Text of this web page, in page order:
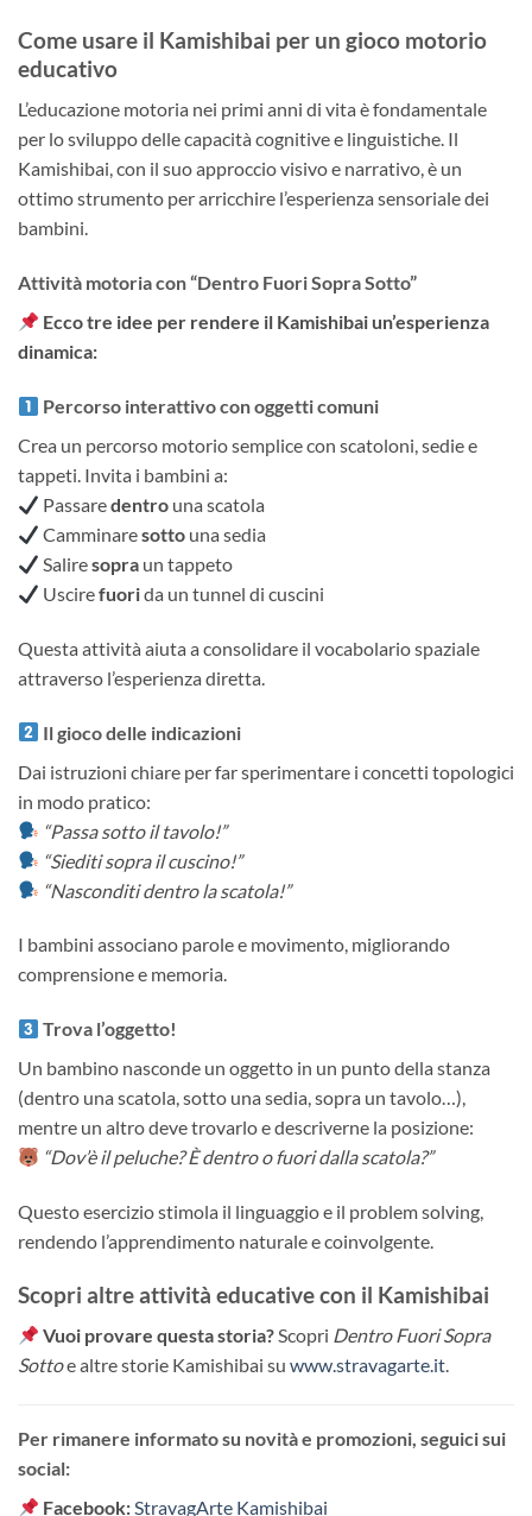
Come usare il Kamishibai per un gioco motorio
educativo
L’educazione motoria nei primi anni di vita è fondamentale
per lo sviluppo delle capacità cognitive e linguistiche. Il
Kamishibai, con il suo approccio visivo e narrativo, è un
ottimo strumento per arricchire l’esperienza sensoriale dei
bambini.
Attività motoria con “Dentro Fuori Sopra Sotto”
Ecco tre idee per rendere il Kamishibai un’esperienza
dinamica:
Percorso interattivo con oggetti comuni
Crea un percorso motorio semplice con scatoloni, sedie e
tappeti. Invita i bambini a:
Passaredentro una scatola
Camminaresotto una sedia
Saliresopra un tappeto
Uscirefuorida un tunnel di cuscini
Questa attività aiuta a consolidare il vocabolario spaziale
attraverso l’esperienza diretta.
Il gioco delle indicazioni
Dai istruzioni chiare per far sperimentare i concetti topologici
in modo pratico:
“Passa sotto il tavolo!”
“Siediti sopra il cuscino!”
“Nasconditi dentro la scatola!”
I bambini associano parole e movimento, migliorando
comprensione e memoria.
Trova l’oggetto!
Un bambino nasconde un oggetto in un punto della stanza
(dentro una scatola, sotto una sedia, sopra un tavolo…),
mentre un altro deve trovarlo e descriverne la posizione:
“Dov’è il peluche? È dentro o fuori dalla scatola?”
Questo esercizio stimola il linguaggio e il problem solving,
rendendo l’apprendimento naturale e coinvolgente.
Scopri altre attività educative con il Kamishibai
Vuoi provare questa storia?Scopri Dentro Fuori Sopra
Sottoe altre storie Kamishibai su www.stravagarte.it.
Per rimanere informato su novità e promozioni, seguici sui
social:
Facebook:StravagArte Kamishibai